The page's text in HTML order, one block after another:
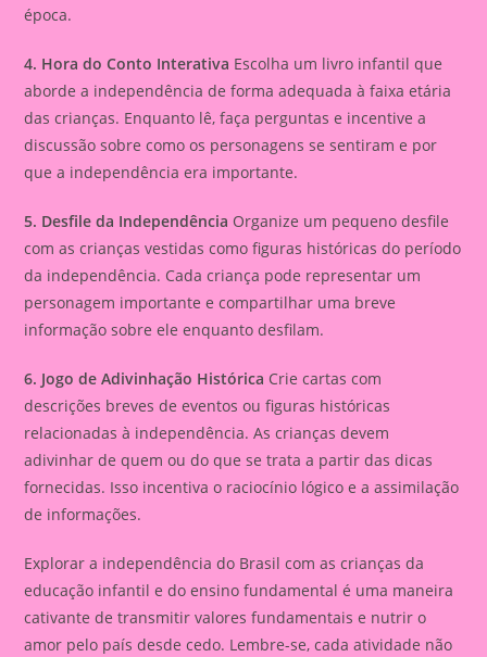
época.
4. Hora do Conto Interativa Escolha um livro infantil que
aborde a independência de forma adequada à faixa etária
das crianças. Enquanto lê, faça perguntas e incentive a
discussão sobre como os personagens se sentiram e por
que a independência era importante.
5. Desfile da Independência Organize um pequeno desfile
com as crianças vestidas como figuras históricas do período
da independência. Cada criança pode representar um
personagem importante e compartilhar uma breve
informação sobre ele enquanto desfilam.
6. Jogo de Adivinhação Histórica Crie cartas com
descrições breves de eventos ou figuras históricas
relacionadas à independência. As crianças devem
adivinhar de quem ou do que se trata a partir das dicas
fornecidas. Isso incentiva o raciocínio lógico e a assimilação
de informações.
Explorar a independência do Brasil com as crianças da
educação infantil e do ensino fundamental é uma maneira
cativante de transmitir valores fundamentais e nutrir o
amor pelo país desde cedo. Lembre-se, cada atividade não